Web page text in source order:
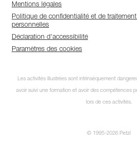
Mentions légales
Politique de confidentialité et de
personnelles
Déclaration d'accessibilité
Paramètres des cookies
Les activités illustrées sont intrinsèquement
avoir suivi une formation et avoir des compétences
lors de ces activités.
© 1995-2026 Petzl